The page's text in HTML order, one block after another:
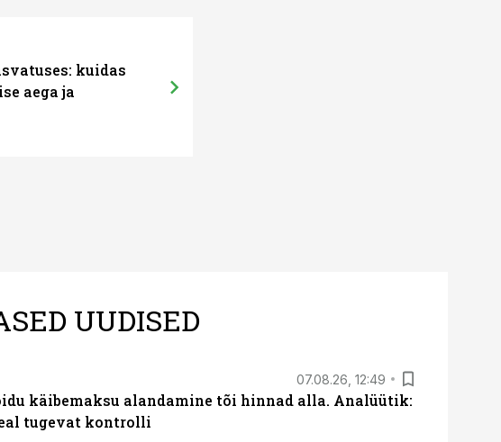
kuidas
aega ja
UUDISED
07.08.26, 12:49
käibemaksu alandamine tõi hinnad alla. Analüütik:
tugevat kontrolli